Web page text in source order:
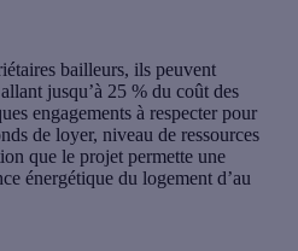
bailleurs, ils peuvent
jusqu’à 25 % du coût des
engagements à respecter pour
de loyer, niveau de ressources
que le projet permette une
énergétique du logement d’au